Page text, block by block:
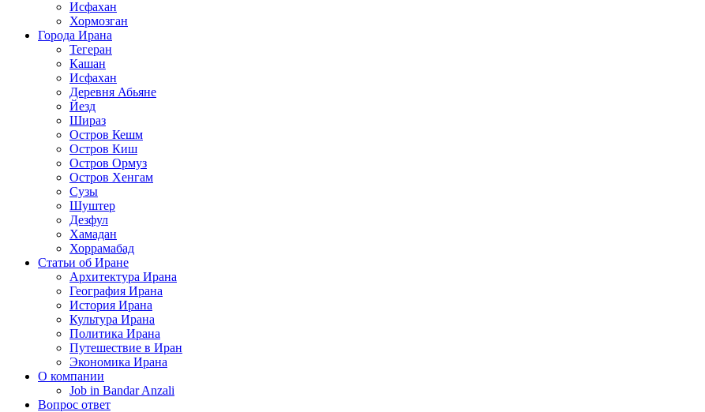
Исфахан
Хормозган
Города Ирана
Тегеран
Кашан
Исфахан
Деревня Абьяне
Йезд
Шираз
Остров Кешм
Остров Киш
Остров Ормуз
Остров Хенгам
Сузы
Шуштер
Дезфул
Хамадан
Хоррамабад
Статьи об Иране
Архитектура Ирана
География Ирана
История Ирана
Культура Ирана
Политика Ирана
Путешествие в Иран
Экономика Ирана
О компании
Job in Bandar Anzali
Вопрос ответ